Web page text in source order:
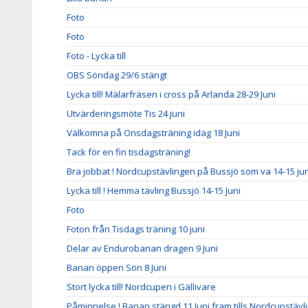
Foto
Foto
Foto - Lycka till
OBS Söndag 29/6 stängt
Lycka till! Mälarfräsen i cross på Arlanda 28-29 Juni
Utvärderingsmöte Tis 24 juni
Välkomna på Onsdagsträning idag 18 Juni
Tack för en fin tisdagsträning!
Bra jobbat ! Nordcupstävlingen på Bussjö som va 14-15
Lycka till ! Hemma tävling Bussjö 14-15 Juni
Foto
Foton från Tisdags träning 10 juni
Delar av Endurobanan dragen 9 Juni
Banan öppen Sön 8 Juni
Stort lycka till! Nordcupen i Gällivare